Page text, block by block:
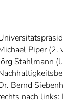
Piper (2.
Stahlmann
Bernd
nach links: